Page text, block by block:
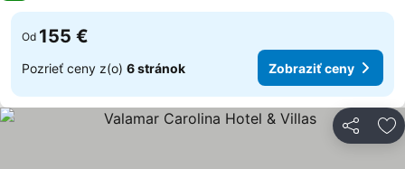
Od 155 €
Pozrieť ceny z(o) 6 stránok Zobraziť ceny
Zdieľať